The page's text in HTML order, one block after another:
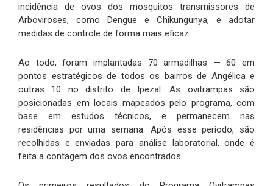
incidência de ovos dos mosquitos transmissores de
Arboviroses, como Dengue e Chikungunya, e adotar
medidas de controle de forma mais eficaz.
Ao todo, foram implantadas 70 armadilhas — 60 em
pontos estratégicos de todos os bairros de Angélica e
outras 10 no distrito de Ipezal. As ovitrampas são
posicionadas em locais mapeados pelo programa, com
base em estudos técnicos, e permanecem nas
residências por uma semana. Após esse período, são
recolhidas e enviadas para análise laboratorial, onde é
feita a contagem dos ovos encontrados.